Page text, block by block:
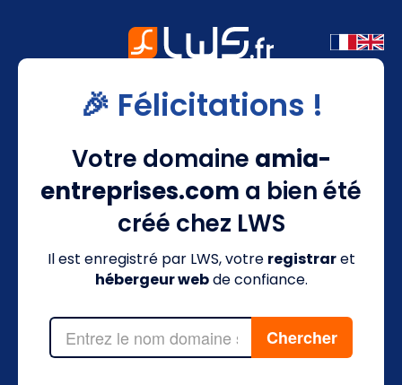
🎉 Félicitations !
Votre domaine amia-
entreprises.com a bien été
créé chez LWS
Il est enregistré par LWS, votre registraret
hébergeur webde confiance.